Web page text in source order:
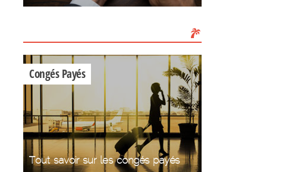
Congés Payés
Tout savoir sur les congés payés